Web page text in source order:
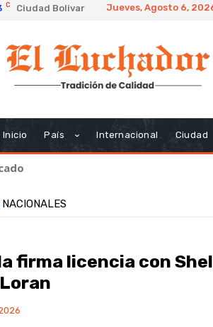
C Ciudad Bolivar Jueves, Agosto 6,
Inicio País Internacional Ciudad
NACIONALES
firma licencia con